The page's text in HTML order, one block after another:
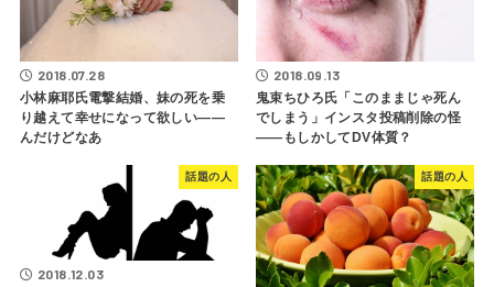
2018.07.28
小林麻耶氏電撃結婚、妹の死を乗
り越えて幸せになって欲しい――
んだけどなあ
2018.09.13
鬼束ちひろ氏「このままじゃ死ん
でしまう」インスタ投稿削除の怪
――もしかしてDV体質？
話題の人
2018.12.03
話題の人